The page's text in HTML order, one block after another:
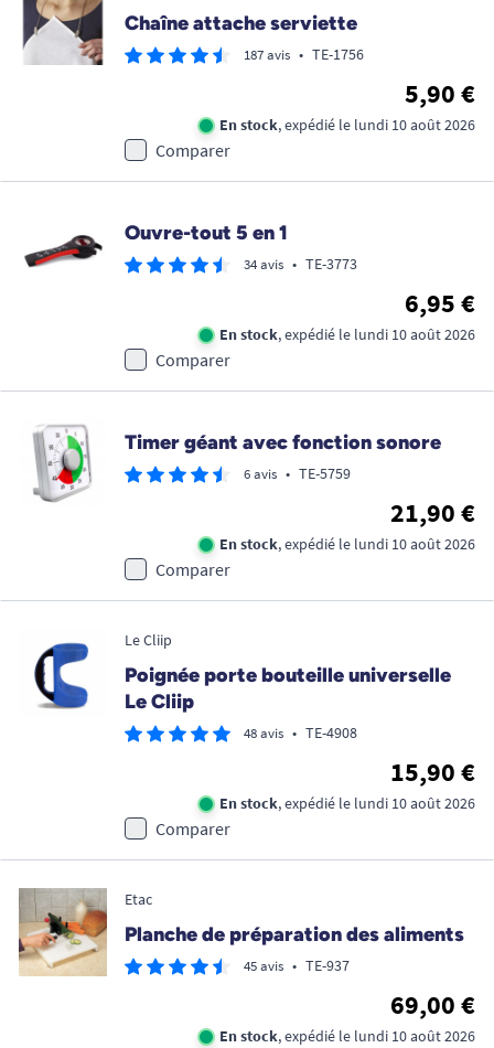
Chaîne attache serviette
187 avis • TE-1756
5,90 €
En stock, expédié le lundi 10 août 2026
Comparer
Ouvre-tout 5 en 1
34 avis • TE-3773
6,95 €
En stock, expédié le lundi 10 août 2026
Comparer
Timer géant avec fonction sonore
6 avis • TE-5759
21,90 €
En stock, expédié le lundi 10 août 2026
Comparer
Le Cliip
Poignée porte bouteille universelle
Le Cliip
48 avis • TE-4908
15,90 €
En stock, expédié le lundi 10 août 2026
Comparer
Etac
Planche de préparation des aliments
45 avis • TE-937
69,00 €
En stock, expédié le lundi 10 août 2026